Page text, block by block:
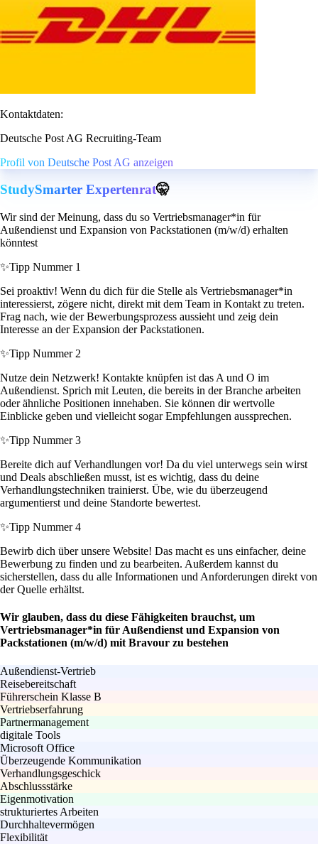
Kontaktdaten:
Deutsche Post AG Recruiting-Team
Profil von Deutsche Post AG anzeigen
StudySmarter Expertenrat🤫
Wir sind der Meinung, dass du so Vertriebsmanager*in für
Außendienst und Expansion von Packstationen (m/w/d) erhalten
könntest
✨Tipp Nummer 1
Sei proaktiv! Wenn du dich für die Stelle als Vertriebsmanager*in
interessierst, zögere nicht, direkt mit dem Team in Kontakt zu treten.
Frag nach, wie der Bewerbungsprozess aussieht und zeig dein
Interesse an der Expansion der Packstationen.
✨Tipp Nummer 2
Nutze dein Netzwerk! Kontakte knüpfen ist das A und O im
Außendienst. Sprich mit Leuten, die bereits in der Branche arbeiten
oder ähnliche Positionen innehaben. Sie können dir wertvolle
Einblicke geben und vielleicht sogar Empfehlungen aussprechen.
✨Tipp Nummer 3
Bereite dich auf Verhandlungen vor! Da du viel unterwegs sein wirst
und Deals abschließen musst, ist es wichtig, dass du deine
Verhandlungstechniken trainierst. Übe, wie du überzeugend
argumentierst und deine Standorte bewertest.
✨Tipp Nummer 4
Bewirb dich über unsere Website! Das macht es uns einfacher, deine
Bewerbung zu finden und zu bearbeiten. Außerdem kannst du
sicherstellen, dass du alle Informationen und Anforderungen direkt von
der Quelle erhältst.
Wir glauben, dass du diese Fähigkeiten brauchst, um
Vertriebsmanager*in für Außendienst und Expansion von
Packstationen (m/w/d) mit Bravour zu bestehen
Außendienst-Vertrieb
Reisebereitschaft
Führerschein Klasse B
Vertriebserfahrung
Partnermanagement
digitale Tools
Microsoft Office
Überzeugende Kommunikation
Verhandlungsgeschick
Abschlussstärke
Eigenmotivation
strukturiertes Arbeiten
Durchhaltevermögen
Flexibilität